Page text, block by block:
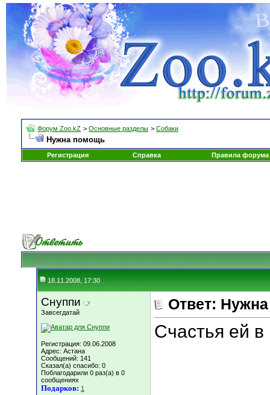
Форум Zoo.kZ > Основные разделы > Собаки
Нужна помощь
Регистрация Справка Правила форума
18.11.2008, 17:30
Снуппи
Завсегдатай
Регистрация: 09.06.2008
Адрес: Астана
Сообщений: 141
Сказал(а) спасибо: 0
Поблагодарили 0 раз(а) в 0
сообщениях
Подарков: 1
Ответ:
Счастья ей